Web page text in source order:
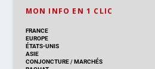
MON INFO EN 1 CLIC
FRANCE
EUROPE
ÉTATS-UNIS
ASIE
CONJONCTURE/MARCHÉS